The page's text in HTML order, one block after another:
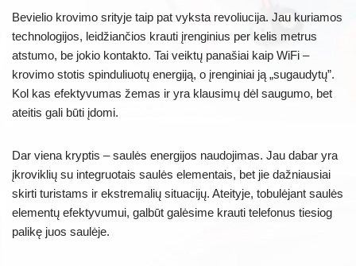
Bevielio krovimo srityje taip pat vyksta revoliucija. Jau kuriamos
technologijos, leidžiančios krauti įrenginius per kelis metrus
atstumo, be jokio kontakto. Tai veiktų panašiai kaip WiFi –
krovimo stotis spinduliuotų energiją, o įrenginiai ją „sugaudytų”.
Kol kas efektyvumas žemas ir yra klausimų dėl saugumo, bet
ateitis gali būti įdomi.
Dar viena kryptis – saulės energijos naudojimas. Jau dabar yra
įkroviklių su integruotais saulės elementais, bet jie dažniausiai
skirti turistams ir ekstremalių situacijų. Ateityje, tobulėjant saulės
elementų efektyvumui, galbūt galėsime krauti telefonus tiesiog
palikę juos saulėje.